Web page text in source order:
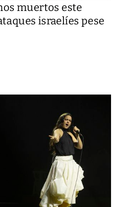
muertos este
israelíes pese